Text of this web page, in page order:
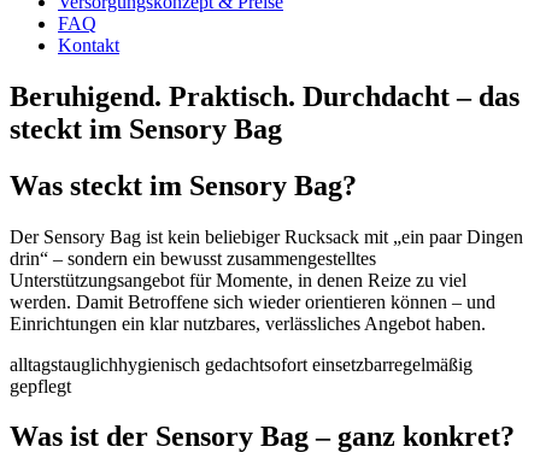
FAQ
Kontakt
Beruhigend. Praktisch. Durchdacht – das
steckt im Sensory Bag
Was steckt im Sensory Bag?
Der Sensory Bag ist kein beliebiger Rucksack mit „ein paar Dingen
drin“ – sondern ein bewusst zusammengestelltes
Unterstützungsangebot für Momente, in denen Reize zu viel
werden. Damit Betroffene sich wieder orientieren können – und
Einrichtungen ein klar nutzbares, verlässliches Angebot haben.
alltagstauglichhygienisch gedachtsofort einsetzbarregelmäßig
gepflegt
Was ist der Sensory Bag – ganz konkret?